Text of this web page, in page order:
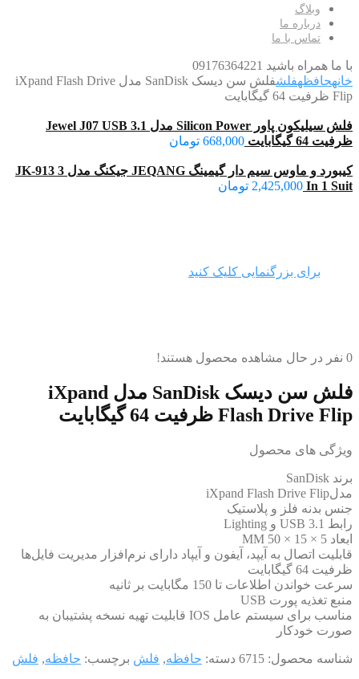
وبلاگ
درباره ما
تماس با ما
با ما همراه باشید 09176364221
خانهحافظهفلش
فلش سن دیسک SanDisk مدل iXpand Flash Drive
Flip ظرفیت 64 گیگابایت
فلش سیلیکون پاور Silicon Power مدل Jewel J07 USB 3.1
ظرفیت 64 گیگابایت
668,000 تومان
کیبورد و ماوس سیم دار گیمینگ JEQANG جیکنگ مدل JK-913 3
In 1 Suit
2,425,000 تومان
برای بزرگنمایی کلیک کنید
0 نفر در حال مشاهده محصول هستند!
فلش سن دیسک SanDisk مدل iXpand
Flash Drive Flip ظرفیت 64 گیگابایت
ویژگی های محصول
برند SanDisk
مدلiXpand Flash Drive Flip
جنس بدنه فلز و پلاستیک
رابط‌ USB 3.1 و Lighting
ابعاد 5 × 15 × 50 MM
قابلیت اتصال به آیپد، آیفون و آیپاد دارای نرم‌افزار مدیریت فایل‌ها
ظرفیت 64 گیگابایت
سرعت خواندن اطلاعات تا 150 مگابایت بر ثانیه
منبع تغذیه پورت USB
مناسب برای سیستم عامل IOS قابلیت تهیه نسخه پشتیبان به
صورت خودکار
شناسه محصول: 6715 دسته: حافظه, فلش برچسب: حافظه, فلش